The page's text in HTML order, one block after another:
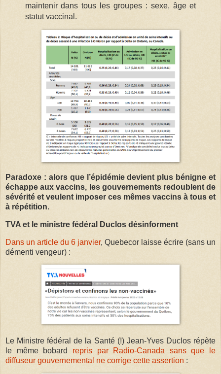
maintenir dans tous les groupes : sexe, âge et
statut vaccinal.
Paradoxe : alors que l’épidémie devient plus bénigne et
échappe aux vaccins, les gouvernements redoublent de
sévérité et veulent imposer ces mêmes vaccins à tous et
à répétition.
TVA et le ministre fédéral Duclos désinforment
Dans un article du 6 janvier, Quebecor laisse écrire (sans un
démenti vengeur) :
Le Ministre fédéral de la Santé (!) Jean-Yves Duclos répète
le même bobard
repris par Radio-Canada sans que le
diffuseur gouvernemental ne corrige cette assertion :